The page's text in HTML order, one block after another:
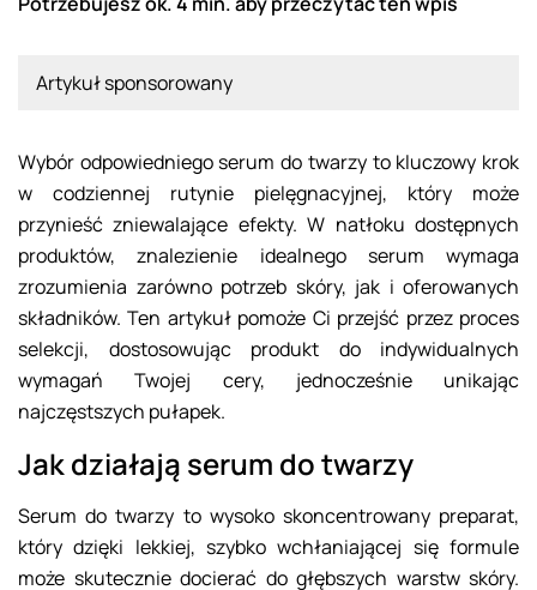
Artykuł sponsorowany
Wybór odpowiedniego serum do twarzy to kluczowy krok
w codziennej rutynie pielęgnacyjnej, który może
przynieść zniewalające efekty. W natłoku dostępnych
produktów, znalezienie idealnego serum wymaga
zrozumienia zarówno potrzeb skóry, jak i oferowanych
składników. Ten artykuł pomoże Ci przejść przez proces
selekcji, dostosowując produkt do indywidualnych
wymagań Twojej cery, jednocześnie unikając
najczęstszych pułapek.
Jak działają serum do twarzy
Serum do twarzy to wysoko skoncentrowany preparat,
który dzięki lekkiej, szybko wchłaniającej się formule
może skutecznie docierać do głębszych warstw skóry.